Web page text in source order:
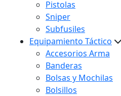
Pistolas
Sniper
Subfusiles
Equipamiento Táctico
Accesorios Arma
Banderas
Bolsas y Mochilas
Bolsillos